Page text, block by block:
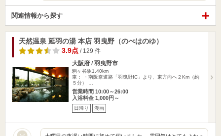
関連情報から探す
天然温泉 延羽の湯 本店 羽曳野（のべはのゆ）
3.9点 / 129 件
大阪府 / 羽曳野市
駒ヶ谷駅1.40km
車： ・南阪奈道路「羽曳野IC」より、東方向へ２Km（約
５分） …
営業時間 10:00～26:00
入浴料金 1,000円～
日帰り 漫画